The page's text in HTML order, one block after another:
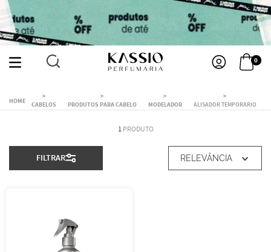
0
CABELOS PRODUTOS PARA CABELO MODELADOR ALISADOR TEMPORÁRIO
1 PRODUTO
FILTRAR RELEVÂNCIA